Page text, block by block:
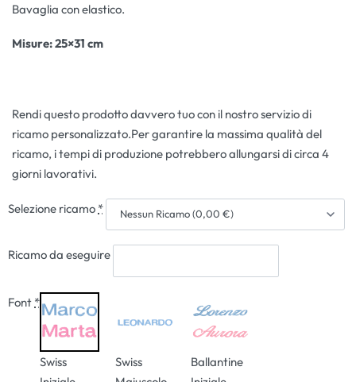
Bavaglia con elastico.
Misure: 25×31 cm
Rendi questo prodotto davvero tuo con il nostro servizio di
ricamo personalizzato.Per garantire la massima qualità del
ricamo, i tempi di produzione potrebbero allungarsi di circa 4
giorni lavorativi.
Selezione ricamo *
Ricamo da eseguire
Font *
Swiss
Swiss
Ballantine